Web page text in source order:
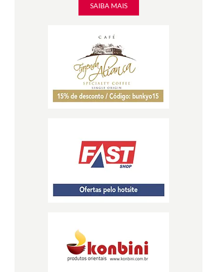
SAIBA MAIS